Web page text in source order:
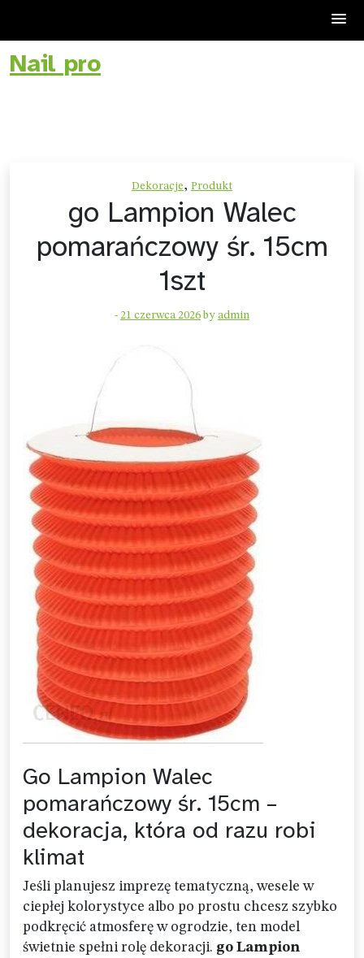
Skip
toNail pro
Dekoracje, Produkt
go Lampion Walec
pomarańczowy śr. 15cm
1szt
- 21 czerwca 2026 by admin
Go Lampion Walec
pomarańczowy śr. 15cm –
dekoracja, która od razu robi
klimat
Jeśli planujesz imprezę tematyczną, wesele w
ciepłej kolorystyce albo po prostu chcesz szybko
podkręcić atmosferę w ogrodzie, ten model
świetnie spełni rolę dekoracji. go Lampion